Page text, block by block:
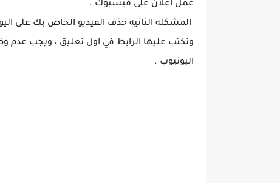
عمل اعلان على فيسبوك .
المشكله الثانيه حذف الفيديو الخاص بك
وتكتب عليها الرابط في اول تعليق ، ويجب
اليوتيوب .